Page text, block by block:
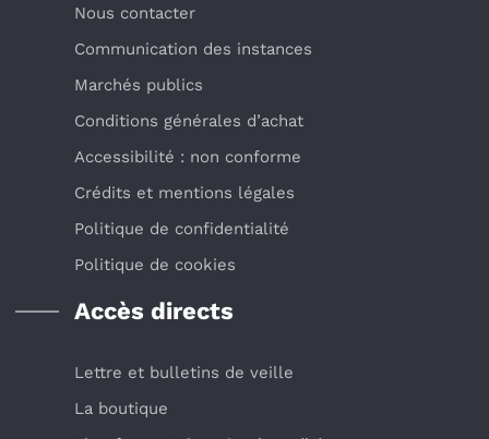
Nous contacter
Communication des instances
Marchés publics
Conditions générales d’achat
Accessibilité : non conforme
Crédits et mentions légales
Politique de confidentialité
Politique de cookies
Accès directs
Lettre et bulletins de veille
La boutique